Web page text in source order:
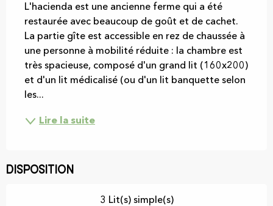
L'hacienda est une ancienne ferme qui a été
restaurée avec beaucoup de goût et de cachet.
La partie gîte est accessible en rez de chaussée à
une personne à mobilité réduite : la chambre est
très spacieuse, composé d'un grand lit (160x200)
et d'un lit médicalisé (ou d'un lit banquette selon
les...
Lire la suite
Disposition
3 Lit(s) simple(s)